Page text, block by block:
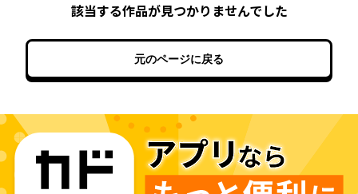
該当する作品が見つかりませんでした
元のページに戻る